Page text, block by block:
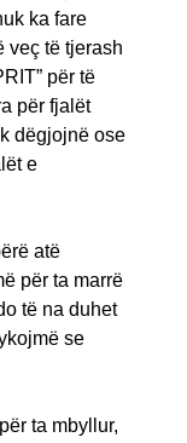
ka fare
veç të tjerash
për të
për fjalët
dëgjojnë ose
e
atë
për ta marrë
të na duhet
se
ta mbyllur,